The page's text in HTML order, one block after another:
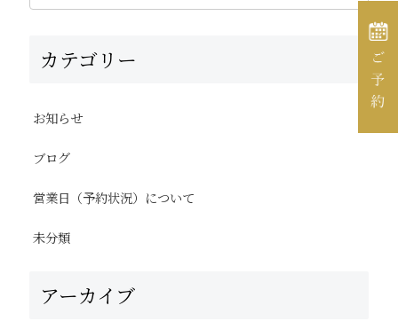
カテゴリー
お知らせ
ブログ
営業日（予約状況）について
未分類
アーカイブ